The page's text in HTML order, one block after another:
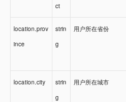
ct
location.prov
ince
strin
g
用户所在省份
location.city
strin
g
用户所在城市